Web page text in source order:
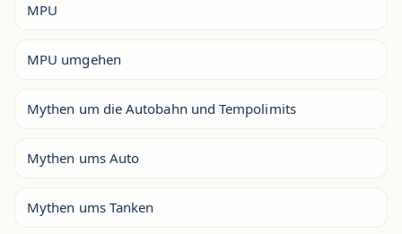
MPU
MPU umgehen
Mythen um die Autobahn und Tempolimits
Mythen ums Auto
Mythen ums Tanken